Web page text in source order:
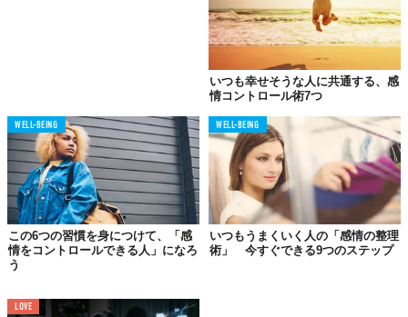
大切なのは、相手の気持ちと同じくらい自分自身の気持ちも理解
し、なおかつその感情に責任を持つことなのです。
自分と相手の
「違い」を理解する
自分がどのように感じているのかを理解し、同時に相手は自分に
どう感じて欲しがっているのかを理解することも大切です。
そして、その違いはなぜ生まれるのか？と考えることが、感情に
打ち勝つ第一歩です。相手はどう感じているのか、と自分との違
いを理解することが、相手を心から理解することに繋がるのでし
いつも幸せそうな人に共通する、感
情コントロール術7つ
WELL-BEING
この6つの習慣を身につけて、「感
情をコントロールできる人」になろ
う
WELL-BEING
いつもうまくいく人の「感情の整理
術」 今すぐできる9つのステップ
LOVE